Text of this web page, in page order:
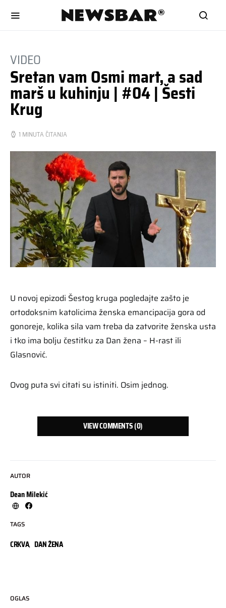
VIDEO
Sretan vam Osmi mart, a sad
marš u kuhinju | #04 | Šesti
Krug
1 MINUTA ČITANJA
AUTOR
Dean Milekić
TAGS
CRKVA, DAN ŽENA
U novoj epizodi Šestog kruga pogledajte zašto je
ortodoksnim katolicima ženska emancipacija gora od
gonoreje, kolika sila vam treba da zatvorite ženska usta
i tko ima bolju čestitku za Dan žena – H-rast ili
Glasnović.
Ovog puta svi citati su istiniti. Osim jednog.
VIEW COMMENTS (0)
OGLAS